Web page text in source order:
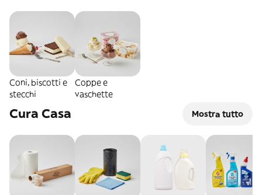
Coni, biscotti e
stecchi
Coppe e
vaschette
Cura Casa Mostra tutto